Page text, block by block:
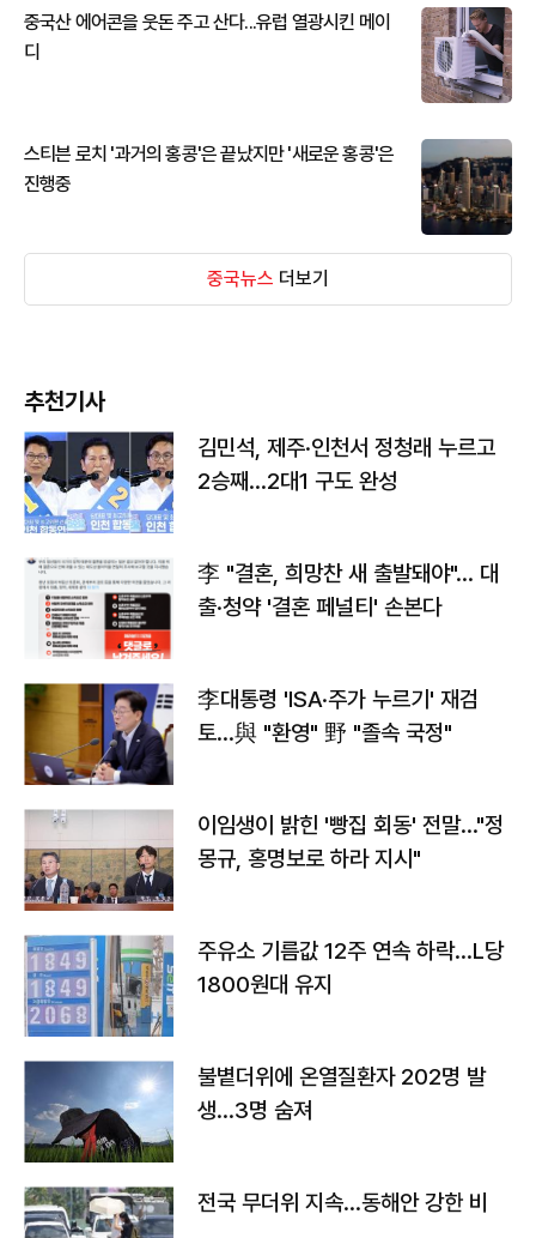
중국산 에어콘을 웃돈 주고 산다...유럽 열광시킨 메이
디
스티븐 로치 '과거의 홍콩'은 끝났지만 '새로운 홍콩'은
진행중
중국뉴스 더보기
추천기사
김민석, 제주·인천서 정청래 누르고
2승째…2대1 구도 완성
李 "결혼, 희망찬 새 출발돼야"… 대
출·청약 '결혼 페널티' 손본다
李대통령 'ISA·주가 누르기' 재검
토…與 "환영" 野 "졸속 국정"
이임생이 밝힌 '빵집 회동' 전말…"정
몽규, 홍명보로 하라 지시"
주유소 기름값 12주 연속 하락…L당
1800원대 유지
불볕더위에 온열질환자 202명 발
생…3명 숨져
전국 무더위 지속…동해안 강한 비